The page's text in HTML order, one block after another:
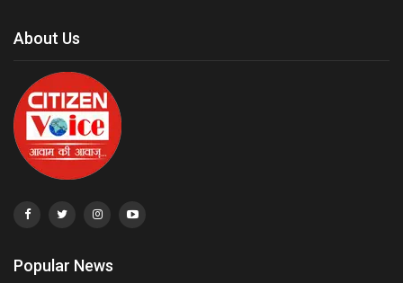
About Us
Popular News